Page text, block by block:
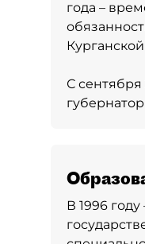
года –
С сентября
В 1996